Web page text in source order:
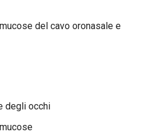
del cavo oronasale e
degli occhi